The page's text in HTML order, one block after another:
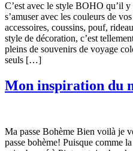
C’est avec le style BOHO qu’il
s’amuser avec les couleurs de
accessoires, coussins, pouf,
style de décoration, c’est
pleins de souvenirs de voyage
seuls […]
Mon inspiration du
Ma passe Bohème Bien voilà je
passe bohème! Puisque comme